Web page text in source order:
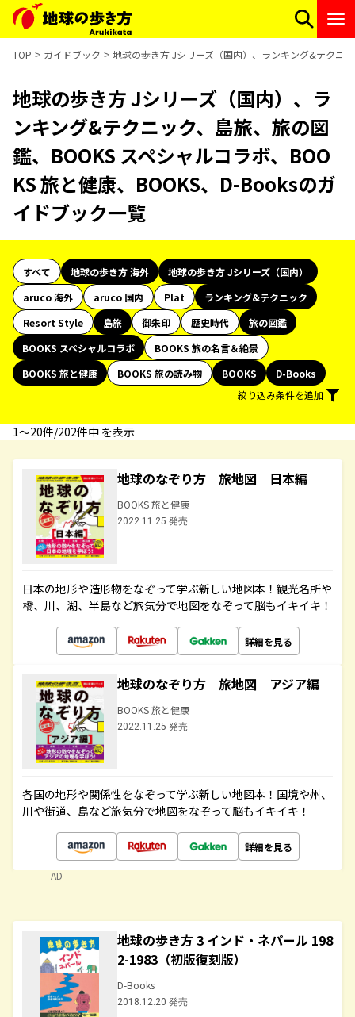
TOP ガイドブック 地球の歩き方 Jシリーズ（国内）、ランキング&テクニ
地球の歩き方 Jシリーズ（国内）、ラ
ンキング&テクニック、島旅、旅の図
鑑、BOOKS スペシャルコラボ、BOO
KS 旅と健康、BOOKS、D-Booksのガ
イドブック一覧
すべて 地球の歩き方 海外
地球の歩き方 Jシリーズ（国内）
aruco 海外
aruco 国内 Plat
ランキング&テクニック
Resort Style
島旅 御朱印 歴史時代
旅の図鑑
BOOKS スペシャルコラボ
BOOKS 旅の名言＆絶景
BOOKS 旅と健康
BOOKS 旅の読み物 BOOKS
D-Books
絞り込み条件を追加
1〜20件/202件中 を表示
地球のなぞり方 旅地図 日本編
BOOKS 旅と健康
2022.11.25 発売
日本の地形や造形物をなぞって学ぶ新しい地図本！観光名所や
橋、川、湖、半島など旅気分で地図をなぞって脳もイキイキ！
詳細を見る
地球のなぞり方 旅地図 アジア編
BOOKS 旅と健康
2022.11.25 発売
各国の地形や関係性をなぞって学ぶ新しい地図本！国境や州、
川や街道、島など旅気分で地図をなぞって脳もイキイキ！
詳細を見る
AD
地球の歩き方 3 インド・ネパール 198
2-1983（初版復刻版）
D-Books
2018.12.20 発売